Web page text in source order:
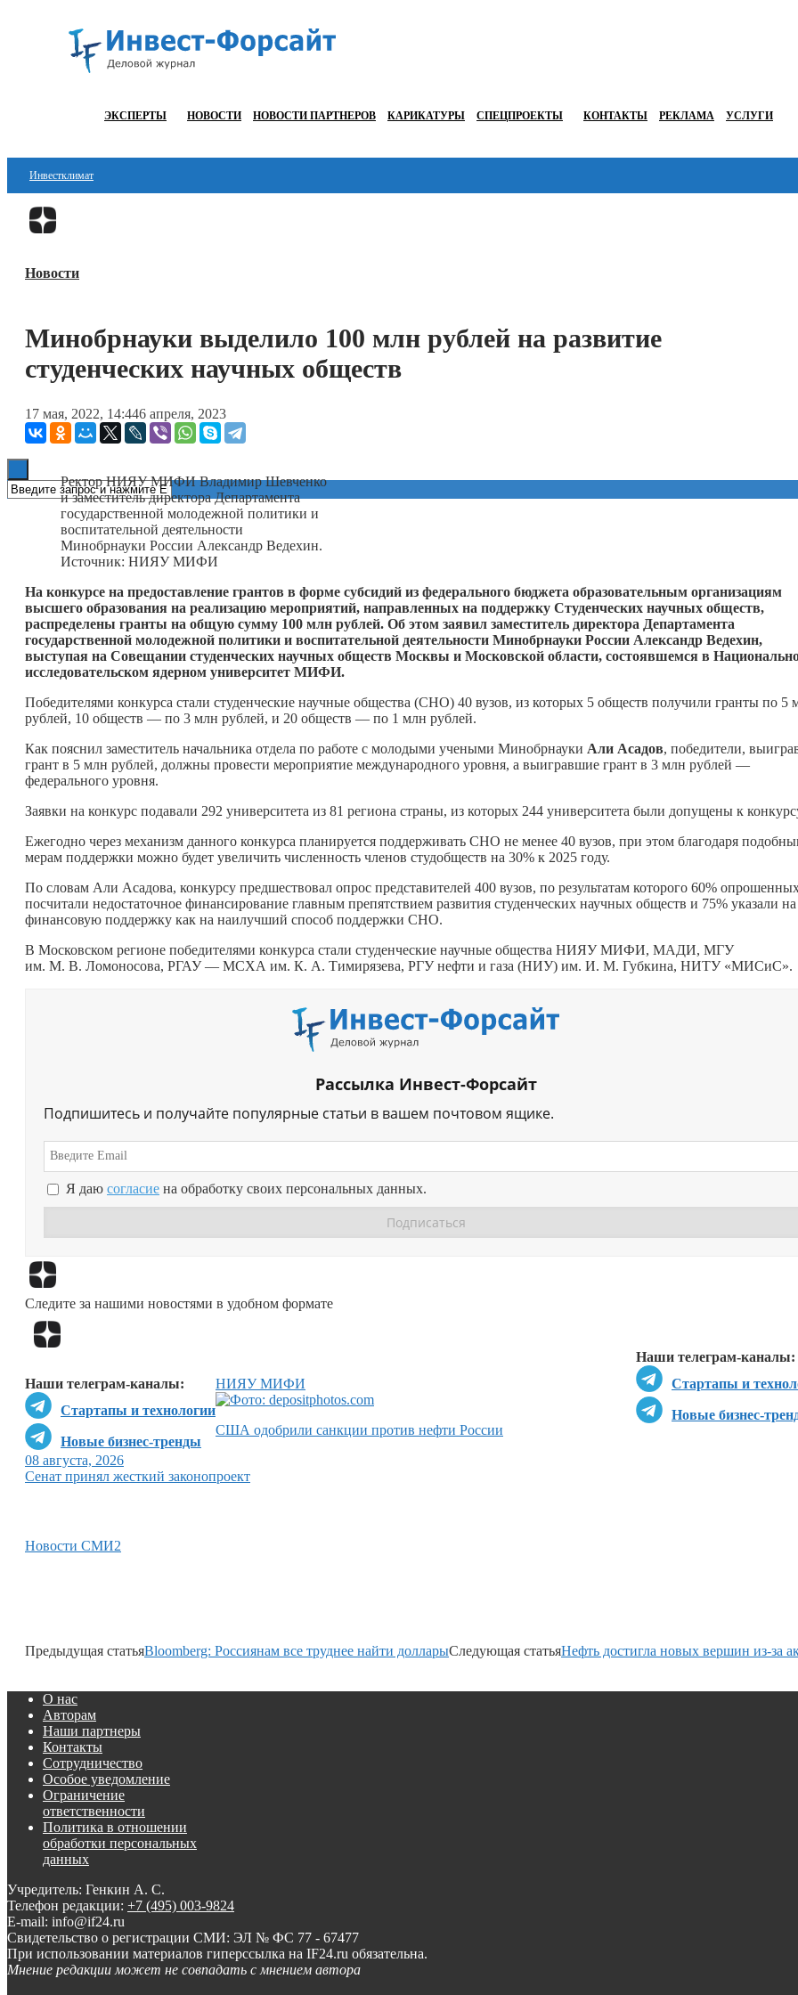
ЭКСПЕРТЫ НОВОСТИ НОВОСТИ ПАРТНЕРОВ КАРИКАТУРЫ СПЕЦПРОЕКТЫ КОНТАКТЫ РЕКЛАМА УСЛУГИ
Инвестклимат
Финансы
Блокчейн
Книги
Новости
Минобрнауки выделило 100 млн рублей на развитие
студенческих научных обществ
17 мая, 2022, 14:446 апреля, 2023
Ректор НИЯУ МИФИ Владимир Шевченко
и заместитель директора Департамента
государственной молодежной политики и
воспитательной деятельности
Минобрнауки России Александр Ведехин.
Источник: НИЯУ МИФИ
На конкурсе на предоставление грантов в форме субсидий из федерального бюджета образовательным организациям
высшего образования на реализацию мероприятий, направленных на поддержку Студенческих научных обществ,
распределены гранты на общую сумму 100 млн рублей. Об этом заявил заместитель директора Департамента
государственной молодежной политики и воспитательной деятельности Минобрнауки России Александр Ведехин,
выступая на Совещании студенческих научных обществ Москвы и Московской области, состоявшемся в
исследовательском ядерном университет МИФИ.
Победителями конкурса стали студенческие научные общества (СНО) 40 вузов, из которых 5 обществ получили гранты по 5
рублей, 10 обществ — по 3 млн рублей, и 20 обществ — по 1 млн рублей.
Как пояснил заместитель начальника отдела по работе с молодыми учеными Минобрнауки Али Асадов, победители,
грант в 5 млн рублей, должны провести мероприятие международного уровня, а выигравшие грант в 3 млн рублей —
федерального уровня.
Заявки на конкурс подавали 292 университета из 81 региона страны, из которых 244 университета были допущены к
Ежегодно через механизм данного конкурса планируется поддерживать СНО не менее 40 вузов, при этом благодаря
мерам поддержки можно будет увеличить численность членов студобществ на 30% к 2025 году.
По словам Али Асадова, конкурсу предшествовал опрос представителей 400 вузов, по результатам которого 60%
посчитали недостаточное финансирование главным препятствием развития студенческих научных обществ и 75% указали на
финансовую поддержку как на наилучший способ поддержки СНО.
В Московском регионе победителями конкурса стали студенческие научные общества НИЯУ МИФИ, МАДИ, МГУ
им. М. В. Ломоносова, РГАУ — МСХА им. К. А. Тимирязева, РГУ нефти и газа (НИУ) им. И. М. Губкина, НИТУ «МИСиС».
Рассылка Инвест-Форсайт
Подпишитесь и получайте популярные статьи в вашем почтовом ящике.
Я даю согласие на обработку своих персональных данных.
Следите за нашими новостями в удобном формате
Наши телеграм-каналы:
Стартапы и
Новые бизнес-
Наши телеграм-каналы:
Стартапы и технологии
Новые бизнес-тренды
НИЯУ МИФИ
США одобрили санкции против нефти России
08 августа, 2026
Сенат принял жесткий законопроект
Новости СМИ2
Предыдущая статьяBloomberg: Россиянам все труднее найти долларыСледующая статьяНефть достигла новых вершин из-за
О нас
Авторам
Наши партнеры
Контакты
Сотрудничество
Особое уведомление
Ограничение
ответственности
Политика в отношении
обработки персональных
данных
Учредитель: Генкин А. С.
Телефон редакции: +7 (495) 003-9824
E-mail: info@if24.ru
Свидетельство о регистрации СМИ: ЭЛ № ФС 77 - 67477
При использовании материалов гиперссылка на IF24.ru обязательна.
Мнение редакции может не совпадать с мнением автора